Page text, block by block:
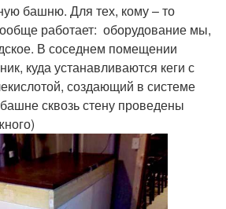
башню. Для тех, кому – то
работает: оборудование мы,
В соседнем помещении
куда устанавливаются кеги с
создающий в системе
сквозь стену проведены